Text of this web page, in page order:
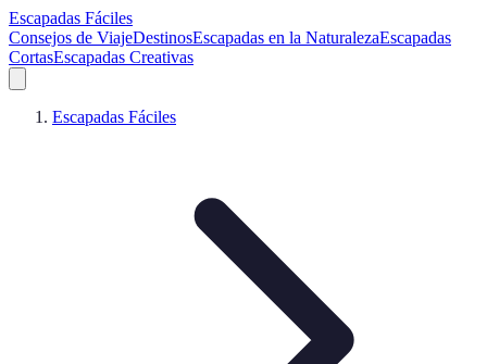
Escapadas Fáciles
Consejos de ViajeDestinosEscapadas en la NaturalezaEscapadas
CortasEscapadas Creativas
Escapadas Fáciles